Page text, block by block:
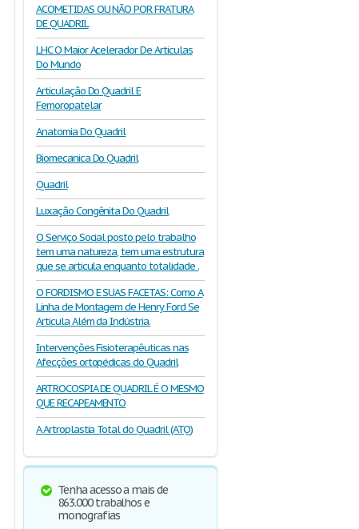
ACOMETIDAS OU NÃO POR FRATURA
DE QUADRIL
LHC O Maior Acelerador De Articulas
Do Mundo
Articulação Do Quadril E
Femoropatelar
Anatomia Do Quadril
Biomecanica Do Quadril
Quadril
Luxação Congênita Do Quadril
O Serviço Social posto pelo trabalho
tem uma natureza, tem uma estrutura
que se articula enquanto totalidade .
O FORDISMO E SUAS FACETAS: Como A
Linha de Montagem de Henry Ford Se
Articula Além da Indústria.
Intervenções Fisioterapêuticas nas
Afecções ortopédicas do Quadril
ARTROCOSPIA DE QUADRIL É O MESMO
QUE RECAPEAMENTO
A Artroplastia Total do Quadril (ATQ)
Tenha acesso a mais de
863.000 trabalhos e
monografias